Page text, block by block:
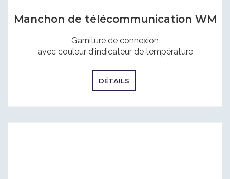
Manchon de télécommunication WM
Garniture de connexion
avec couleur d'indicateur de température
DÉTAILS